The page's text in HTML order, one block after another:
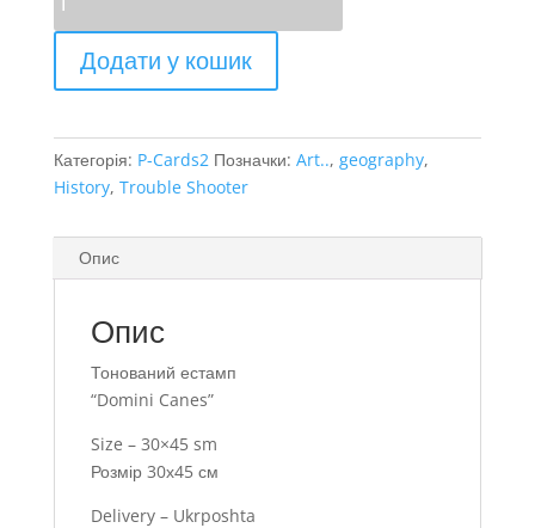
“Domini
Canes”
кількість
Додати у кошик
Категорія: P-Cards2 Позначки: Art.., geography,
History, Trouble Shooter
Опис
Опис
Тонований естамп
“Domini Canes”
Size – 30×45 sm
Розмір 30х45 см
Delivery – Ukrposhta